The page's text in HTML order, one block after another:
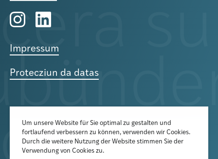
Impressum
Protecziun da datas
Der Newsletter informiert über
aktuelle Veranstaltungen,
Um unsere Website für Sie optimal zu gestalten und
fortlaufend verbessern zu können, verwenden wir Cookies.
Durch die weitere Nutzung der Website stimmen Sie der
Verwendung von Cookies zu.